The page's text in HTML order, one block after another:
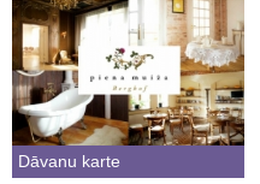
Dāvanu karte